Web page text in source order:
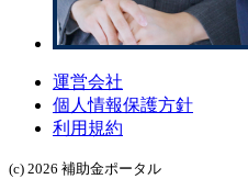
運営会社
個人情報保護方針
利用規約
(c) 2026 補助金ポータル